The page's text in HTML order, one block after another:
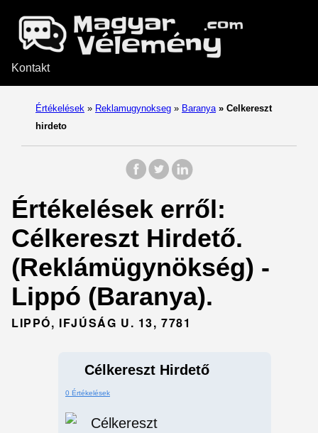
Kontakt
Értékelések » Reklamugynokseg » Baranya » Celkereszt
hirdeto
Értékelések erről:
Célkereszt Hirdető.
(Reklámügynökség) -
Lippó (Baranya).
LIPPÓ, IFJÚSÁG U. 13, 7781
Célkereszt Hirdető
0 Értékelések